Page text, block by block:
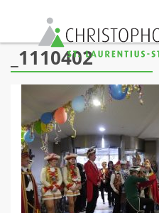
Skip to content
_1110402